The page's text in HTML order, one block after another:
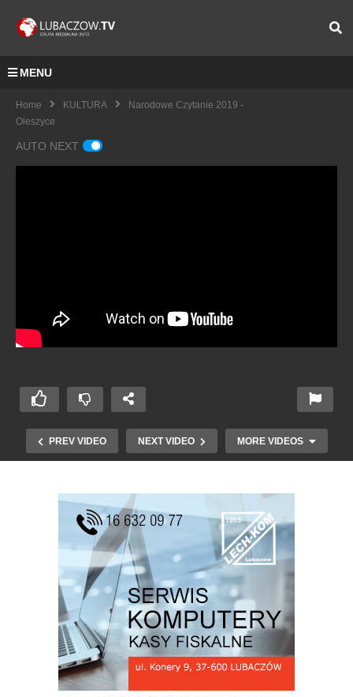
MENU
Home KULTURA
Narodowe Czytanie 2019 -
Oleszyce
AUTO NEXT
PREV VIDEO NEXT VIDEO MORE VIDEOS
TOMASZ RÓG ZAPROSZENIE DO DACHNOWA